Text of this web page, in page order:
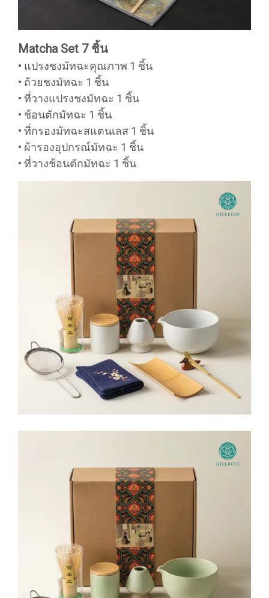
Matcha Set 7 ชิ้น
• แปรงชงมัทฉะคุณภาพ 1 ชิ้น
• ถ้วยชงมัทฉะ 1 ชิ้น
• ที่วางแปรงชงมัทฉะ 1 ชิ้น
• ช้อนตักมัทฉะ 1 ชิ้น
• ที่กรองมัทฉะสแตนเลส 1 ชิ้น
• ผ้ารองอุปกรณ์มัทฉะ 1 ชิ้น
• ที่วางช้อนตักมัทฉะ 1 ชิ้น